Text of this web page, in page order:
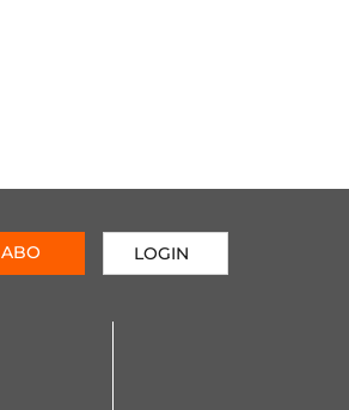
ABO LOGIN